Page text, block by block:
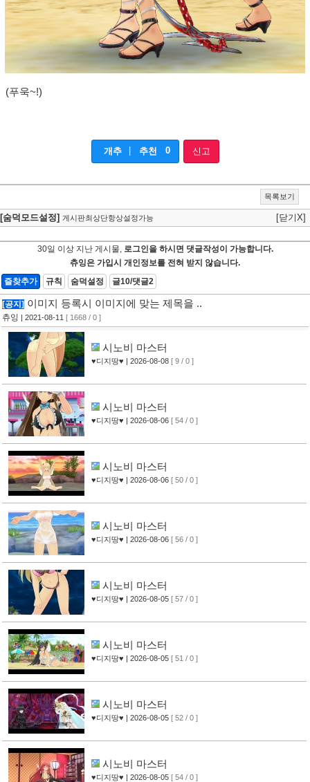
(푸욱~!)
개추 | 추천 0 신고
목록보기
[숨덕모드설정] 게시판최상단항상설정가능 [닫기X]
30일 이상 지난 게시물,
로그인을 하시면 댓글작성이 가능합니다.
츄잉은 가입시 개인정보를 전혀 받지 않습니다.
즐찾추가
규칙 숨덕설정 글10/댓글2
[공지] 이미지 등록시 이미지에 맞는 제목을 ..
츄잉 | 2021-08-11 [ 1668 / 0 ]
시노비 마스터
♥디지땅♥ | 2026-08-08 [ 9 / 0 ]
시노비 마스터
♥디지땅♥ | 2026-08-06 [ 54 / 0 ]
시노비 마스터
♥디지땅♥ | 2026-08-06 [ 50 / 0 ]
시노비 마스터
♥디지땅♥ | 2026-08-06 [ 56 / 0 ]
시노비 마스터
♥디지땅♥ | 2026-08-05 [ 57 / 0 ]
시노비 마스터
♥디지땅♥ | 2026-08-05 [ 51 / 0 ]
시노비 마스터
♥디지땅♥ | 2026-08-05 [ 52 / 0 ]
시노비 마스터
♥디지땅♥ | 2026-08-05 [ 54 / 0 ]